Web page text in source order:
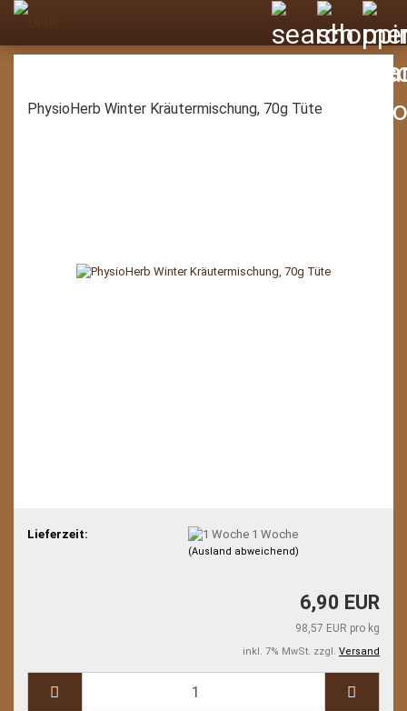
PhysioHerb Winter Kräutermischung, 70g Tüte
Lieferzeit: 1 Woche
(Ausland abweichend)
6,90 EUR
98,57 EUR pro kg
inkl. 7% MwSt. zzgl. Versand